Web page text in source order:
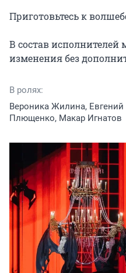
Приготовьтесь к
В состав исполнителей
изменения без
В ролях:
Вероника Жилина,
Плющенко, Макар Игнатов